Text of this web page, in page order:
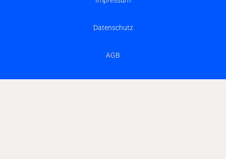
Datenschutz
AGB